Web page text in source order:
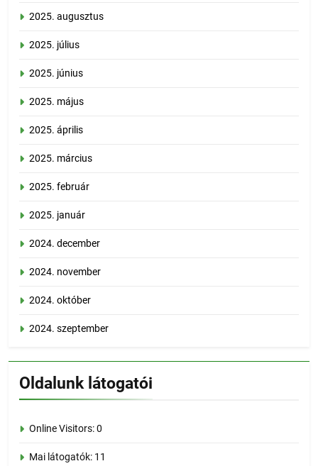
2025. augusztus
2025. július
2025. június
2025. május
2025. április
2025. március
2025. február
2025. január
2024. december
2024. november
2024. október
2024. szeptember
Oldalunk látogatói
Online Visitors:0
Mai látogatók: 11